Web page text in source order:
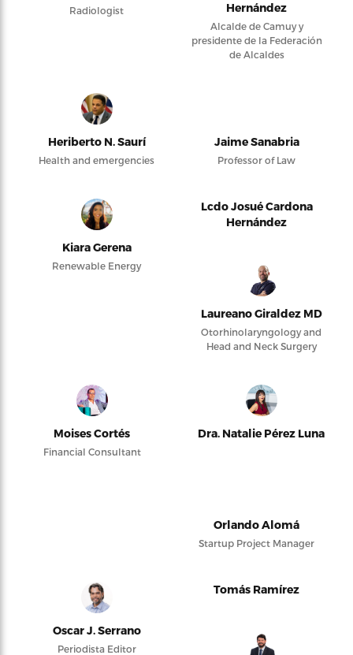
Radiologist
Hernández
Alcalde de Camuy y
presidente de la Federación
de Alcaldes
Heriberto N. Saurí
Health and emergencies
Jaime Sanabria
Professor of Law
Kiara Gerena
Renewable Energy
Lcdo Josué Cardona
Hernández
Laureano Giraldez MD
Otorhinolaryngology and
Head and Neck Surgery
Moises Cortés
Financial Consultant
Dra. Natalie Pérez Luna
Orlando Alomá
Startup Project Manager
Oscar J. Serrano
Periodista Editor
Tomás Ramírez